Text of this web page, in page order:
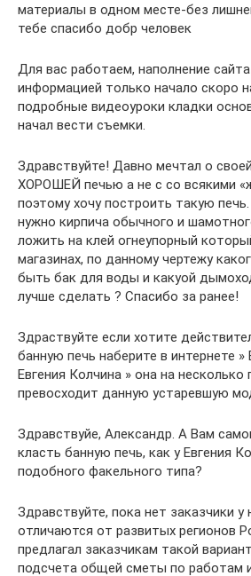
материалы в одном месте-без
тебе спасибо добр человек
Для вас работаем, наполнение
информацией только начало скоро
подробные видеоуроки кладки
начал вести съемки.
Здравствуйте! Давно мечтал о
ХОРОШЕЙ печью а не с со всякими
поэтому хочу построить такую
нужно кирпича обычного и
ложить на клей огнеупорный
магазинах, по данному чертежу
быть бак для воды и какуой
лучше сделать ? Спасибо за ранее!
Здраствуйте если хотите
банную печь наберите в интернете »
Евгения Колчина » она на несколько
превосходит данную устаревшую
Здравствуйе, Александр. А Вам
класть банную печь, как у Евгения
подобного факельного типа?
Здравствуйте, пока нет заказчики у
отличаются от развитых регионов
предлагал заказчикам такой
подсчета общей сметы по работам